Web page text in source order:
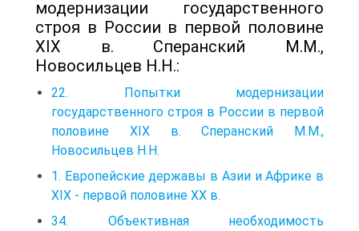
модернизации государственного
строя в России в первой половине
XIX в. Сперанский М.М.,
Новосильцев Н.Н.:
22. Попытки модернизации
государственного строя в России в первой
половине XIX в. Сперанский М.М.,
Новосильцев Н.Н.
1. Европейские державы в Азии и Африке в
XIX - первой половине XX в.
34. Объективная необходимость